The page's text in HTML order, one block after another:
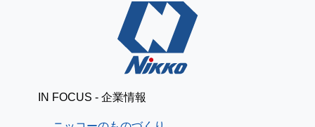
IN FOCUS - 企業情報